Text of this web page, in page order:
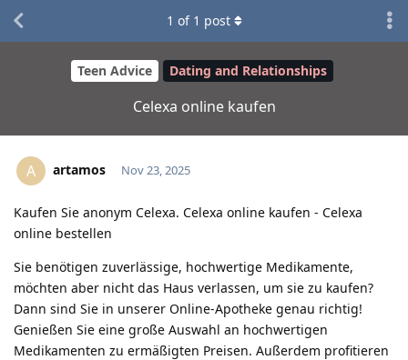
Teen Advice Dating and Relationships
Celexa online kaufen
1 of 1 post
A artamos Nov 23, 2025
Kaufen Sie anonym Celexa. Celexa online kaufen - Celexa
online bestellen
Sie benötigen zuverlässige, hochwertige Medikamente,
möchten aber nicht das Haus verlassen, um sie zu kaufen?
Dann sind Sie in unserer Online-Apotheke genau richtig!
Genießen Sie eine große Auswahl an hochwertigen
Medikamenten zu ermäßigten Preisen. Außerdem profitieren